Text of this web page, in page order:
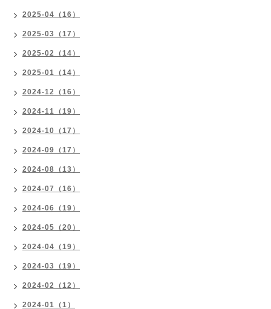
2025-04（16）
2025-03（17）
2025-02（14）
2025-01（14）
2024-12（16）
2024-11（19）
2024-10（17）
2024-09（17）
2024-08（13）
2024-07（16）
2024-06（19）
2024-05（20）
2024-04（19）
2024-03（19）
2024-02（12）
2024-01（1）